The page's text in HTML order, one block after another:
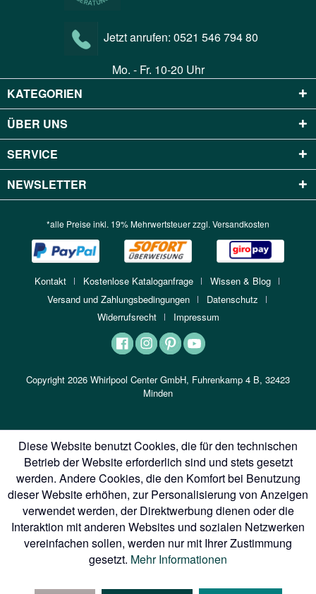
Jetzt anrufen: 0521 546 794 80
Mo. - Fr. 10-20 Uhr
KATEGORIEN
ÜBER UNS
SERVICE
NEWSLETTER
*alle Preise inkl. 19% Mehrwertsteuer zzgl. Versandkosten
Kontakt Kostenlose Kataloganfrage
Wissen & Blog
Versand und Zahlungsbedingungen
Datenschutz
Widerrufsrecht
Impressum
Copyright 2026 Whirlpool Center GmbH, Fuhrenkamp 4 B, 32423
Minden
Diese Website benutzt Cookies, die für den technischen
Betrieb der Website erforderlich sind und stets gesetzt
werden. Andere Cookies, die den Komfort bei Benutzung
dieser Website erhöhen, zur Personalisierung von Anzeigen
verwendet werden, der Direktwerbung dienen oder die
Interaktion mit anderen Websites und sozialen Netzwerken
vereinfachen sollen, werden nur mit Ihrer Zustimmung
gesetzt. Mehr Informationen